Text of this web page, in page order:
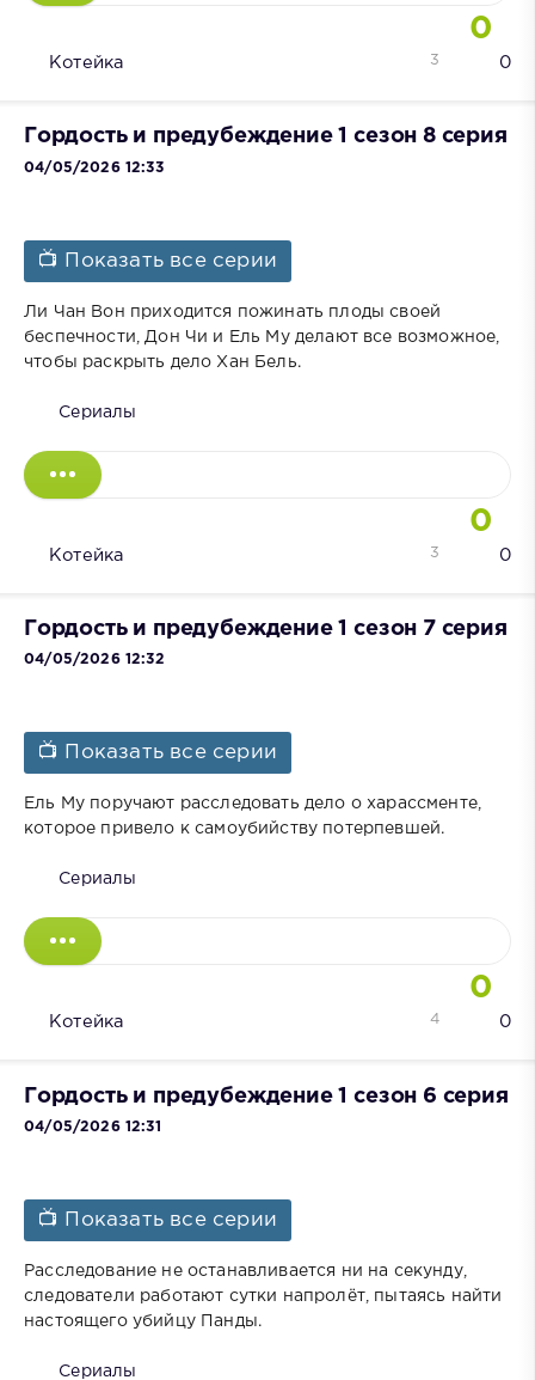
0
Котейка 0
3
Гордость и предубеждение 1 сезон 8 серия
04/05/2026 12:33
📺 Показать все серии
Ли Чан Вон приходится пожинать плоды своей
беспечности, Дон Чи и Ель Му делают все возможное,
чтобы раскрыть дело Хан Бель.
Сериалы
0
Котейка 0
3
Гордость и предубеждение 1 сезон 7 серия
04/05/2026 12:32
📺 Показать все серии
Ель Му поручают расследовать дело о харассменте,
которое привело к самоубийству потерпевшей.
Сериалы
0
Котейка 0
4
Гордость и предубеждение 1 сезон 6 серия
04/05/2026 12:31
📺 Показать все серии
Расследование не останавливается ни на секунду,
следователи работают сутки напролёт, пытаясь найти
настоящего убийцу Панды.
Сериалы